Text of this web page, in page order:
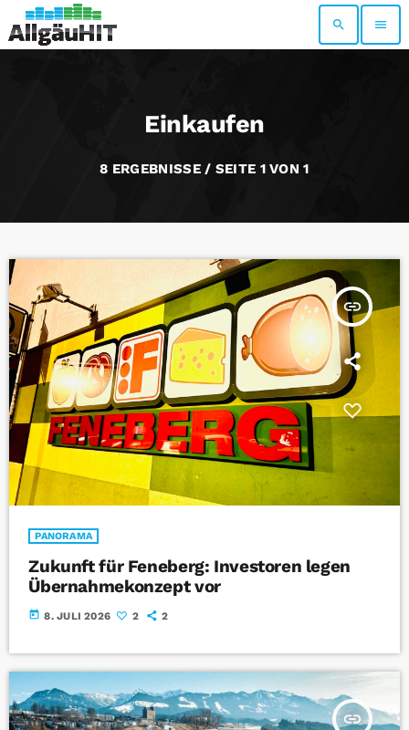
search menu
Einkaufen
8 ERGEBNISSE / SEITE 1 VON 1
insert_link
PANORAMA
Zukunft für Feneberg: Investoren legen
Übernahmekonzept vor
today 8. JULI 2026 2 2
insert_link